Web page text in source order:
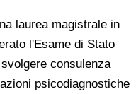
laurea magistrale in
l'Esame di Stato
consulenza
psicodiagnostiche